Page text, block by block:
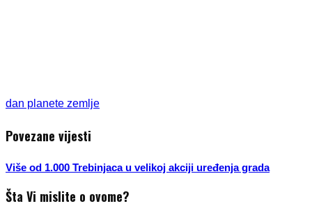
dan planete zemlje
Povezane vijesti
Više od 1.000 Trebinjaca u velikoj akciji uređenja grada
Šta Vi mislite o ovome?